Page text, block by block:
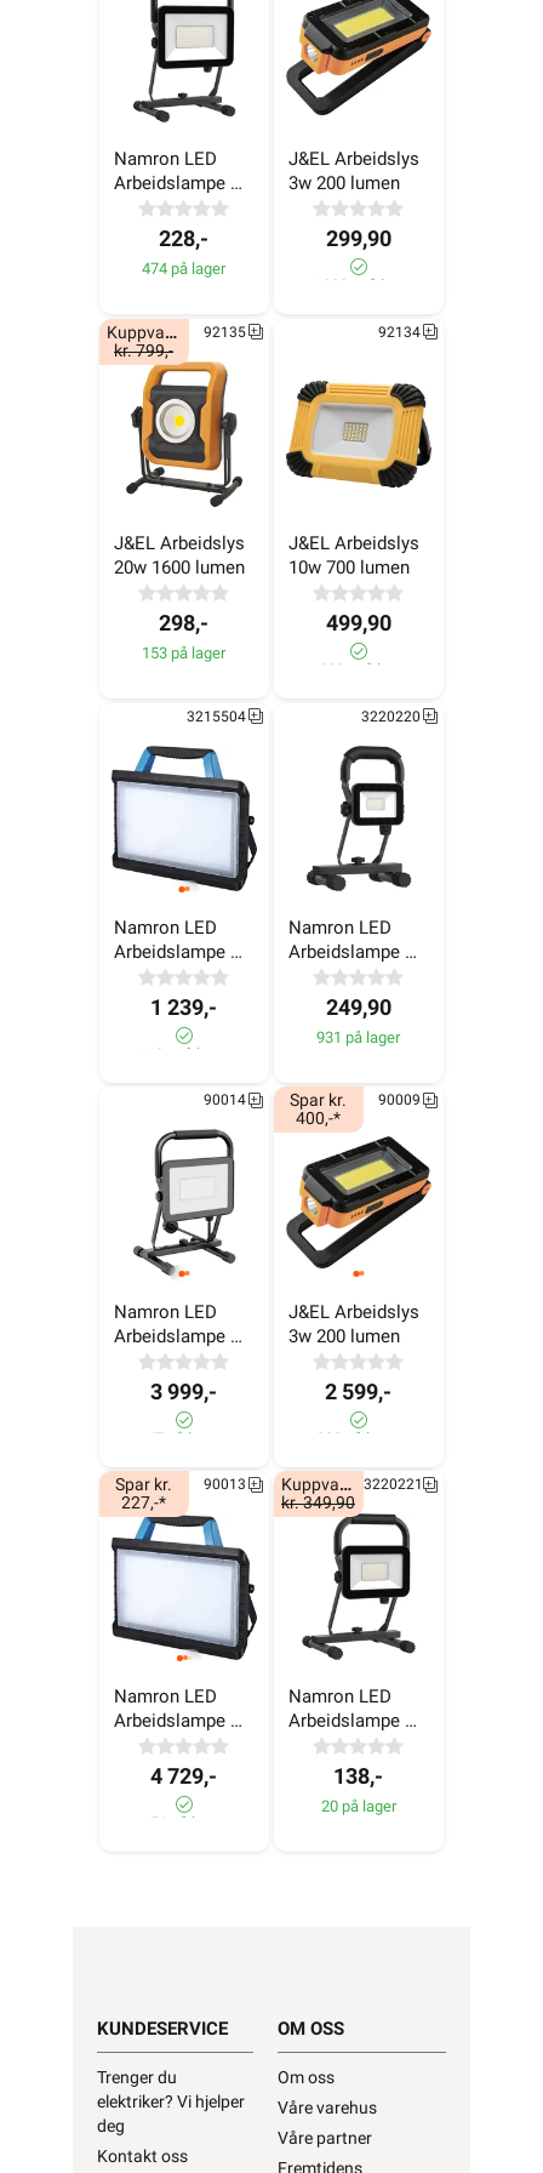
Namron LED
Arbeidslampe
50W
228,-
474 på lager
J&EL Arbeidslys
20w 1600 lumen
298,-
153 på lager
Namron LED
Arbeidslampe
50W
228,-
474 på lager
J&EL Arbeidslys
3w 200 lumen
299,90
>1 000+ på lager
J&EL Arbeidslys
20w 1600 lumen
Kuppvare!
kr. 799,-
92135
298,-
153 på lager
J&EL Arbeidslys
10w 700 lumen
92134
499,90
1 000+ på lager
Namron LED
Arbeidslampe
45W
3215504
1 239,-
610+ på lager
Namron LED
Arbeidslampe
10W
3220220
249,90
931 på lager
Namron LED
Arbeidslampe
50W
90014
3 999,-
47 på lager
J&EL Arbeidslys
3w 200 lumen
Spar kr.
400,-*
90009
2 599,-
289 på lager
Namron LED
Arbeidslampe
45W 4 pk
Spar kr.
227,-*
90013
4 729,-
156 på lager
Namron LED
Arbeidslampe
30W
Kuppvare!
kr. 349,90
3220221
138,-
20 på lager
KUNDESERVICE
Trenger du
elektriker? Vi hjelper
deg
Kontakt oss
OM OSS
Om oss
Våre varehus
Våre partner
Fremtidens